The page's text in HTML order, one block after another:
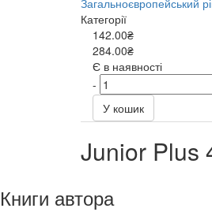
Загальноєвропейський
Категорії
142.00₴
284.00₴
Є в наявності
-
У кошик
Junior Plus
Книги автора